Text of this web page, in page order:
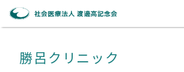
勝呂クリニック